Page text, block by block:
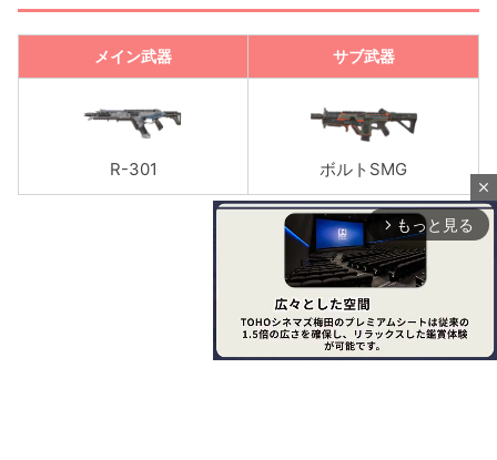
メイン武器 サブ武器
R-301 ボルトSMG
close
arrow_forward_ios もっと見る